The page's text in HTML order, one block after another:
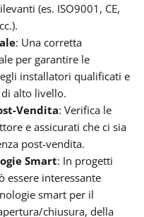
(es. ISO9001, CE,
: Una corretta
per garantire le
installatori qualificati e
alto livello.
Vendita: Verifica le
e assicurati che ci sia
post-vendita.
Smart: In progetti
essere interessante
smart per il
chiusura, della